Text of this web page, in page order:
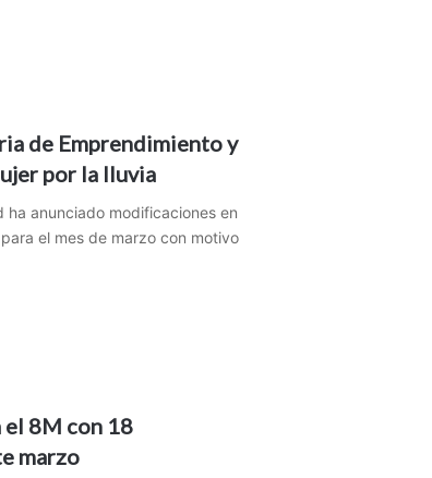
de Emprendimiento y
por la lluvia
ha anunciado modificaciones en
el mes de marzo con motivo
el 8M con 18
marzo